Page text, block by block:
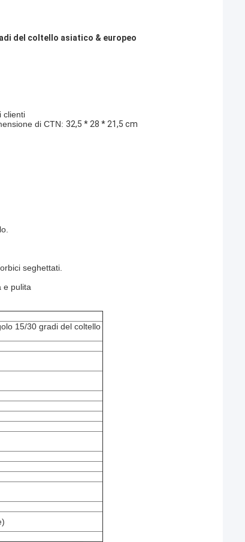
del coltello asiatico & europeo
clienti
di CTN: 32,5 * 28 * 21,5 cm
seghettati.
e pulita
15/30 gradi del coltello